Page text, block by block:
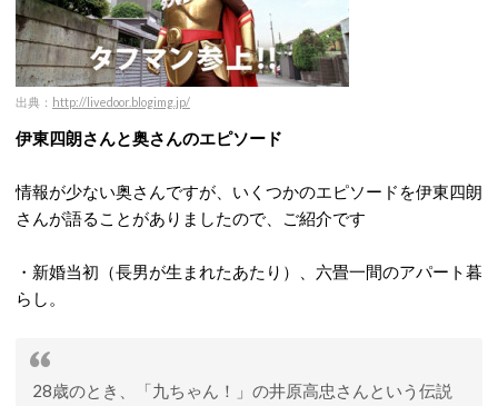
出典： http://livedoor.blogimg.jp/
伊東四朗さんと奥さんのエピソード
情報が少ない奥さんですが、いくつかのエピソードを伊東四朗
さんが語ることがありましたので、ご紹介です
・新婚当初（長男が生まれたあたり）、六畳一間のアパート暮
らし。
28歳のとき、「九ちゃん！」の井原高忠さんという伝説